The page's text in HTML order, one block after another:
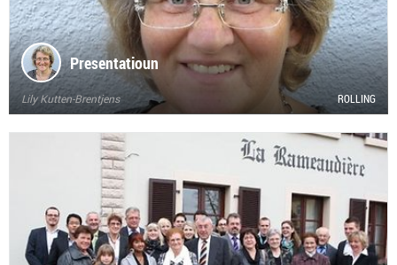
Presentatioun
Lily Kutten-Brentjens ROLLING